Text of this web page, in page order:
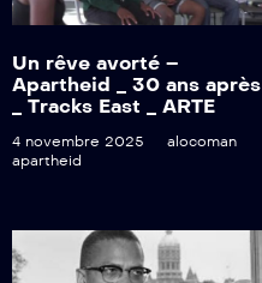
Un rêve avorté –
Apartheid _ 30 ans après
_ Tracks East _ ARTE
4 novembre 2025
alocoman
apartheid